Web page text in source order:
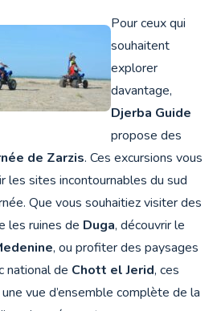
Pour ceux qui
souhaitent
explorer
davantage,
Djerba Guide
propose des
de Zarzis. Ces excursions vous
les sites incontournables du sud
Que vous souhaitiez visiter des
les ruines de Duga, découvrir le
, ou profiter des paysages
national de Chott el Jerid, ces
vue d’ensemble complète de la